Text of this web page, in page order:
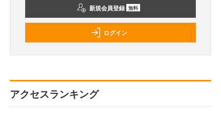
新規会員登録 無料
ログイン
アクセスランキング